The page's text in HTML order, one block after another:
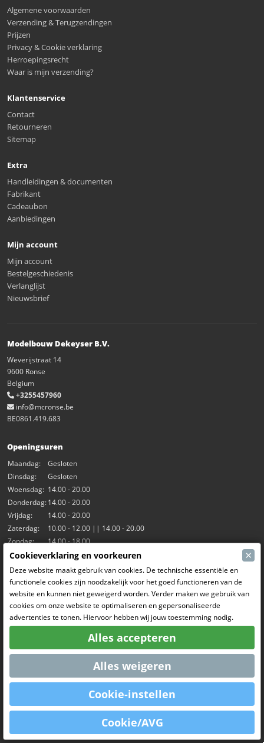
Algemene voorwaarden
Verzending & Terugzendingen
Prijzen
Privacy & Cookie verklaring
Herroepingsrecht
Waar is mijn verzending?
Klantenservice
Contact
Retourneren
Sitemap
Extra
Handleidingen & documenten
Fabrikant
Cadeaubon
Aanbiedingen
Mijn account
Mijn account
Bestelgeschiedenis
Verlanglijst
Nieuwsbrief
Modelbouw Dekeyser B.V.
Weverijstraat 14
9600 Ronse
Belgium
+3255457960
info@mcronse.be
BE0861.419.683
Openingsuren
Maandag:
Gesloten
Dinsdag:
Gesloten
Woensdag: 14.00 - 20.00
Donderdag:14.00 - 20.00
Vrijdag:
14.00 - 20.00
Zaterdag:
10.00 - 12.00 || 14.00 - 20.00
Zondag:
14.00 - 18.00
Onze activiteiten
Indoorhal Hangar7
RC Driften
RC Bangers
Fun and Friends
Sociale Media
Powered By
Cookieverklaring en voorkeuren ×
Deze website maakt gebruik van cookies. De technische essentiële en
functionele cookies zijn noodzakelijk voor het goed functioneren van de
website en kunnen niet geweigerd worden. Verder maken we gebruik van
cookies om onze website te optimaliseren en gepersonaliseerde
advertenties te tonen. Hiervoor hebben wij jouw toestemming nodig.
Alles accepteren
Alles weigeren
Cookie-instellen
Cookie/AVG